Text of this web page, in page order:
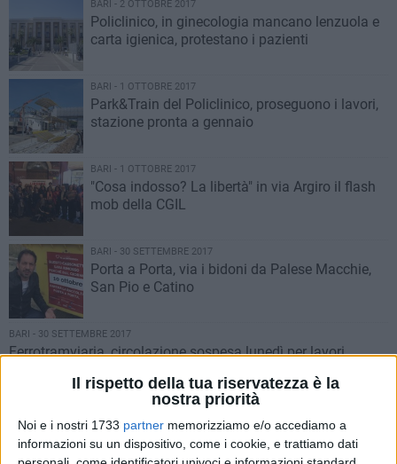
Il rispetto della tua riservatezza è la
nostra priorità
Noi e i nostri 1733 partner memorizziamo e/o accediamo a
informazioni su un dispositivo, come i cookie, e trattiamo dati
BARI - 2 OTTOBRE 2017
Policlinico, in ginecologia mancano lenzuola e
carta igienica, protestano i pazienti
BARI - 1 OTTOBRE 2017
Park&Train del Policlinico, proseguono i lavori,
stazione pronta a gennaio
BARI - 1 OTTOBRE 2017
"Cosa indosso? La libertà" in via Argiro il flash
mob della CGIL
BARI - 30 SETTEMBRE 2017
Porta a Porta, via i bidoni da Palese Macchie,
San Pio e Catino
BARI - 30 SETTEMBRE 2017
Ferrotramviaria, circolazione sospesa lunedì per lavori
BARI - 29 SETTEMBRE 2017
Bari, terminata la manutenzione degli attrezzi
ludici nelle aree pubbliche
BARI - 29 SETTEMBRE 2017